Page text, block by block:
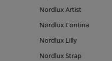
Nordlux Artist
Nordlux Contina
Nordlux Lilly
Nordlux Strap